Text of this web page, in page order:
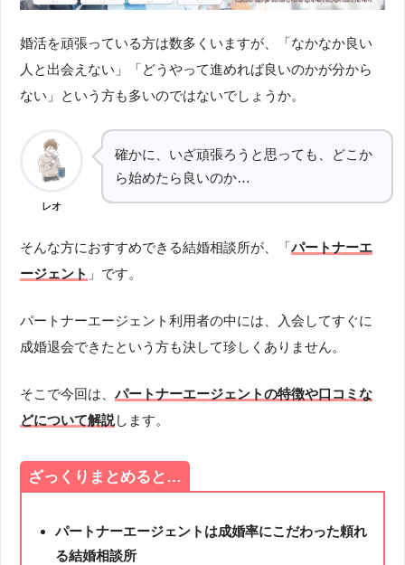
婚活を頑張っている方は数多くいますが、「なかなか良い
人と出会えない」「どうやって進めれば良いのかが分から
ない」という方も多いのではないでしょうか。
レオ
確かに、いざ頑張ろうと思っても、どこか
ら始めたら良いのか…
そんな方におすすめできる結婚相談所が、「パートナーエ
ージェント 」です。
パートナーエージェント利用者の中には、入会してすぐに
成婚退会できたという方も決して珍しくありません。
そこで今回は、パートナーエージェントの特徴や口コミな
どについて解説します。
ざっくりまとめると…
パートナーエージェントは成婚率にこだわった頼れ
る結婚相談所